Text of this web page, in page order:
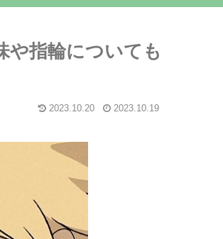
や指輪についても
2023.10.20 2023.10.19